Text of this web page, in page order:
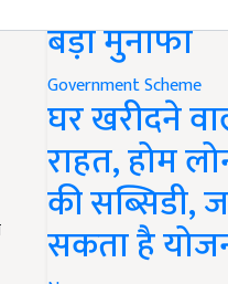
बड़ा मुनाफा
Government Scheme
घर खरीदने
राहत, होम
की सब्सिडी,
सकता है